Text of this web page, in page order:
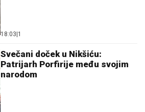
18:03|1
Svečani doček u Nikšiću:
Patrijarh Porfirije među svojim
narodom